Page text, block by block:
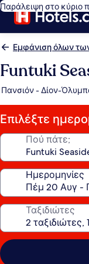
Παράλειψη στο κύριο
Εμφάνιση όλων
Funtuki
Πανσιόν - Δίον-
Επιλέξτε
Πού πάτε;
Ημερομηνίες
Ταξιδιώτες